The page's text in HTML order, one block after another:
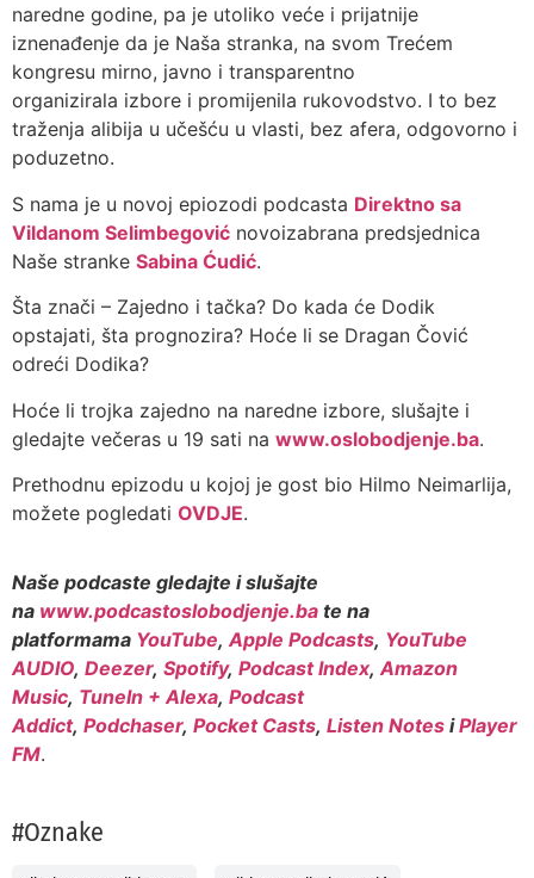
naredne godine, pa je utoliko veće i prijatnije
iznenađenje da je Naša stranka, na svom Trećem
kongresu mirno, javno i transparentno
organizirala izbore i promijenila rukovodstvo. I to bez
traženja alibija u učešću u vlasti, bez afera, odgovorno i
poduzetno.
S nama je u novoj epiozodi podcasta Direktno sa
Vildanom Selimbegović novoizabrana predsjednica
Naše stranke Sabina Ćudić.
Šta znači – Zajedno i tačka? Do kada će Dodik
opstajati, šta prognozira? Hoće li se Dragan Čović
odreći Dodika?
Hoće li trojka zajedno na naredne izbore, slušajte i
gledajte večeras u 19 sati na www.oslobodjenje.ba.
Prethodnu epizodu u kojoj je gost bio Hilmo Neimarlija,
možete pogledati OVDJE.
Naše podcaste gledajte i slušajte
na www.podcastoslobodjenje.ba te na
platformama YouTube,Apple Podcasts, YouTube
AUDIO, Deezer, Spotify, Podcast Index,Amazon
Music, TuneIn + Alexa, Podcast
Addict, Podchaser, Pocket Casts, Listen Notes iPlayer
FM.
#Oznake